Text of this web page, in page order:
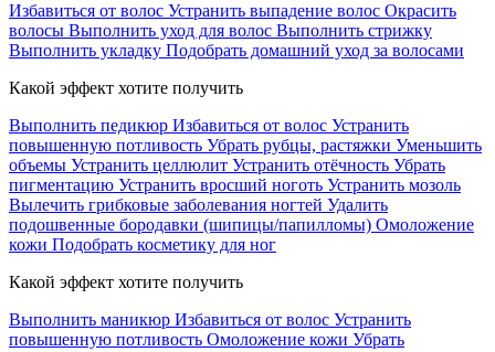
Избавиться от волос Устранить выпадение волос Окрасить
волосы Выполнить уход для волос Выполнить стрижку
Выполнить укладку Подобрать домашний уход за волосами
Какой эффект хотите получить
Выполнить педикюр Избавиться от волос Устранить
повышенную потливость Убрать рубцы, растяжки Уменьшить
объемы Устранить целлюлит Устранить отёчность Убрать
пигментацию Устранить вросший ноготь Устранить мозоль
Вылечить грибковые заболевания ногтей Удалить
подошвенные бородавки (шипицы/папилломы) Омоложение
кожи Подобрать косметику для ног
Какой эффект хотите получить
Выполнить маникюр Избавиться от волос Устранить
повышенную потливость Омоложение кожи Убрать